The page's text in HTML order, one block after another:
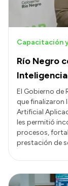
Río Negro
Capacitación
El Gobierno de
que finalizaron
Artificial
les permitió
procesos,
prestación de